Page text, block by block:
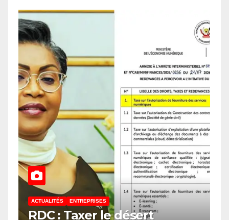
ACTUALITÉS ENTREPRISES
RDC : Taxer le désert